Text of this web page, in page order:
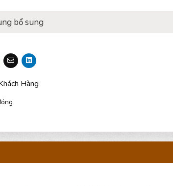
bổ sung
Hàng